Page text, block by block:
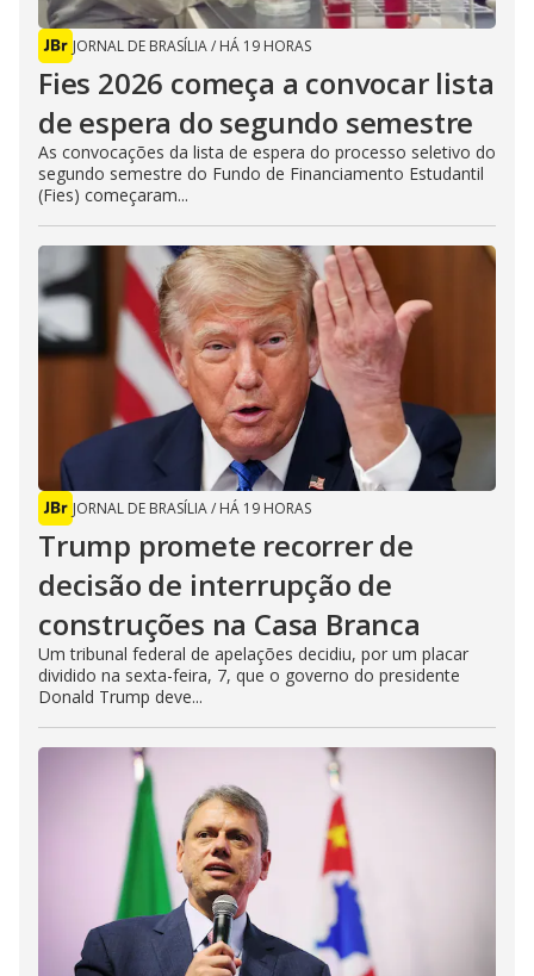
JORNAL DE BRASÍLIA/ HÁ 19 HORAS
Fies 2026 começa a convocar lista
de espera do segundo semestre
As convocações da lista de espera do processo seletivo do
segundo semestre do Fundo de Financiamento Estudantil
(Fies) começaram...
JORNAL DE BRASÍLIA/ HÁ 19 HORAS
Trump promete recorrer de
decisão de interrupção de
construções na Casa Branca
Um tribunal federal de apelações decidiu, por um placar
dividido na sexta-feira, 7, que o governo do presidente
Donald Trump deve...